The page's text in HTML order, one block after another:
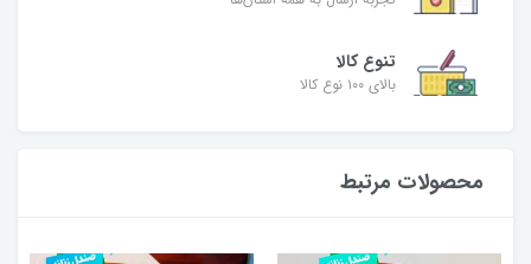
تنوع کالا
بالای ۱۰۰ نوع کالا
محصولات مرتبط